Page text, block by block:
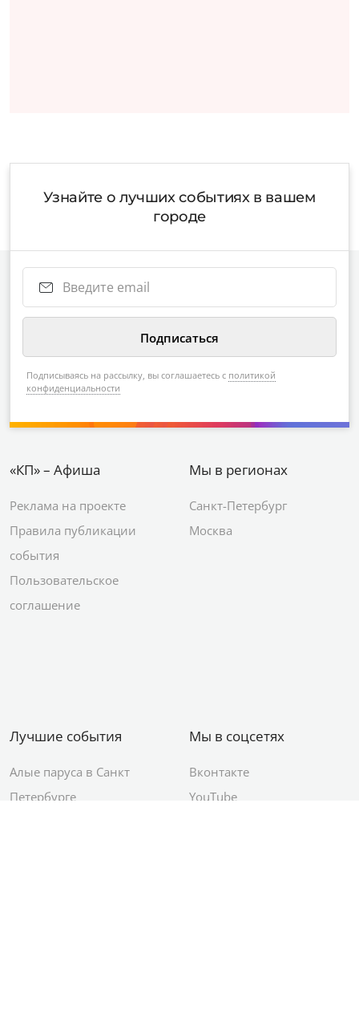
Узнайте о лучших событиях в вашем
городе
Подписываясь на рассылку, вы соглашаетесь с политикой
конфиденциальности
«КП» – Афиша
Реклама на проекте
Правила публикации
события
Пользовательское
соглашение
Мы в регионах
Санкт-Петербург
Москва
Лучшие события
Алые паруса в Санкт
Петербурге
Мы в соцсетях
Вконтакте
YouTube